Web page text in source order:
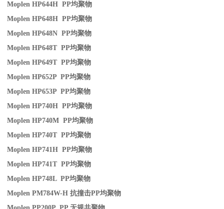
Moplen HP644H PP均聚物
Moplen HP648H PP均聚物
Moplen HP648N PP均聚物
Moplen HP648T PP均聚物
Moplen HP649T PP均聚物
Moplen HP652P PP均聚物
Moplen HP653P PP均聚物
Moplen HP740H PP均聚物
Moplen HP740M PP均聚物
Moplen HP740T PP均聚物
Moplen HP741H PP均聚物
Moplen HP741T PP均聚物
Moplen HP748L PP均聚物
Moplen PM784W-H抗撞击PP均聚物